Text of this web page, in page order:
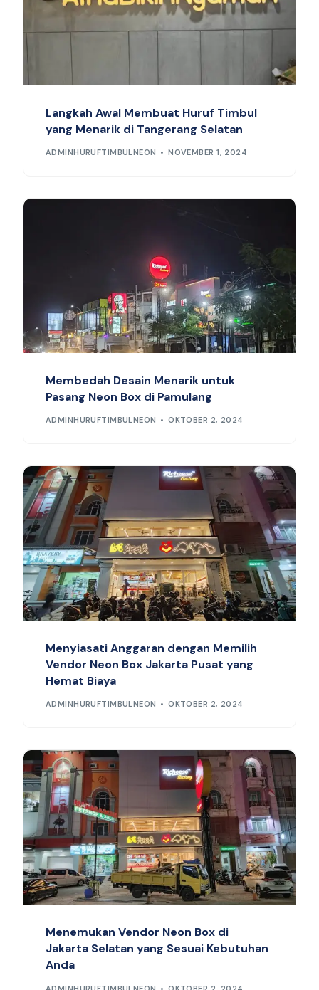
Langkah Awal Membuat Huruf Timbul
yang Menarik di Tangerang Selatan
ADMINHURUFTIMBULNEON NOVEMBER 1, 2024
Membedah Desain Menarik untuk
Pasang Neon Box di Pamulang
ADMINHURUFTIMBULNEON OKTOBER 2, 2024
Menyiasati Anggaran dengan Memilih
Vendor Neon Box Jakarta Pusat yang
Hemat Biaya
ADMINHURUFTIMBULNEON OKTOBER 2, 2024
Menemukan Vendor Neon Box di
Jakarta Selatan yang Sesuai Kebutuhan
Anda